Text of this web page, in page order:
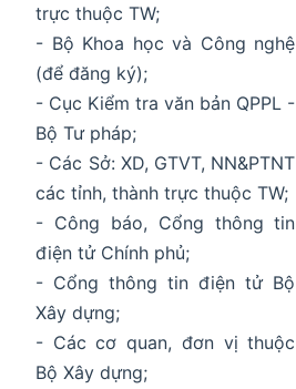
trực thuộc TW;
- Bộ Khoa học và Công nghệ
(để đăng ký);
- Cục Kiểm tra văn bản QPPL -
Bộ Tư pháp;
- Các Sở: XD, GTVT, NN&PTNT
các tỉnh, thành trực thuộc TW;
- Công báo, Cổng thông tin
điện tử Chính phủ;
- Cổng thông tin điện tử Bộ
Xây dựng;
- Các cơ quan, đơn vị thuộc
Bộ Xây dựng;